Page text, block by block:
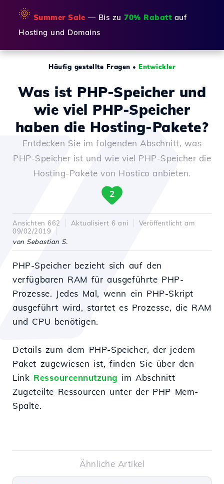
🌞 Summer Sale — Bis zu 70% Rabatt auf
Hosting und Domains
Häufig gestellte Fragen • Entwickler
Was ist PHP-Speicher und
wie viel PHP-Speicher
haben die Hosting-Pakete?
Entdecken Sie im folgenden Abschnitt, was
PHP-Speicher ist und wie viel PHP-Speicher die
Hosting-Pakete von Hostico anbieten.
2
Ansichten 662 Aktualisiert 6 ani
Veröffentlicht am
09/02/2019
von Sebastian S.
PHP-Speicher bezieht sich auf den
verfügbaren RAM für ausgeführte PHP-
Prozesse. Jedes Mal, wenn ein PHP-Skript
ausgeführt wird, startet es Prozesse, die RAM
und CPU benötigen.
Details zum dem PHP-Speicher, der jedem
Paket zugewiesen ist, finden Sie über den
Link Ressourcennutzung im Abschnitt
Zugeteilte Ressourcen unter der PHP Mem-
Spalte.
Ähnliche Artikel